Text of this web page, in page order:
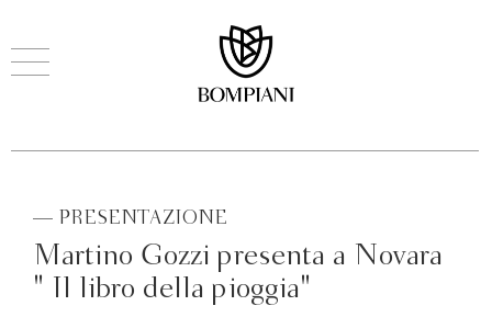
— PRESENTAZIONE
Martino Gozzi presenta a Novara
" Il libro della pioggia"